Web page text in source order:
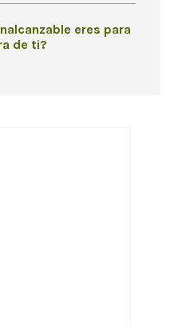
eres para
de ti?